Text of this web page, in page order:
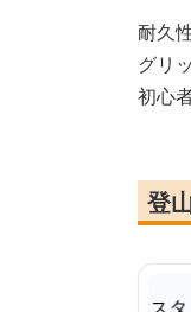
耐久
グリ
初心
登